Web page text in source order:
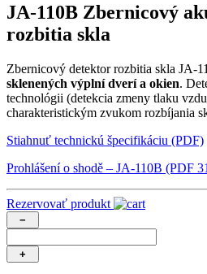
JA-110B Zbernicový
rozbitia skla
Zbernicový detektor rozbitia skla JA-
sklenených výplní dverí a okien.
technológii (detekcia zmeny tlaku
charakteristickým zvukom rozbíjania
Stiahnuť technickú špecifikáciu (PDF)
Prohlášení o shodě – JA-110B (PDF
Rezervovať produkt
−
+